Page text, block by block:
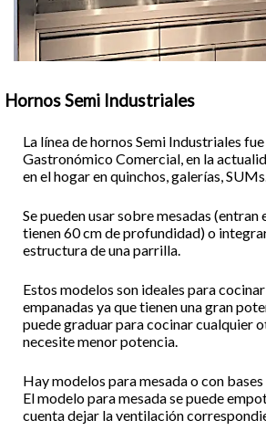
Hornos Semi Industriales
La línea de hornos Semi Industriales
Gastronómico Comercial, en la
en el hogar en quinchos, galerías, SUMs...
Se pueden usar sobre mesadas (entran
tienen 60 cm de profundidad) o
estructura de una parrilla.
Estos modelos son ideales para
empanadas ya que tienen una gran
puede graduar para cocinar cualquier
necesite menor potencia.
Hay modelos para mesada o con
El modelo para mesada se puede
cuenta dejar la ventilación